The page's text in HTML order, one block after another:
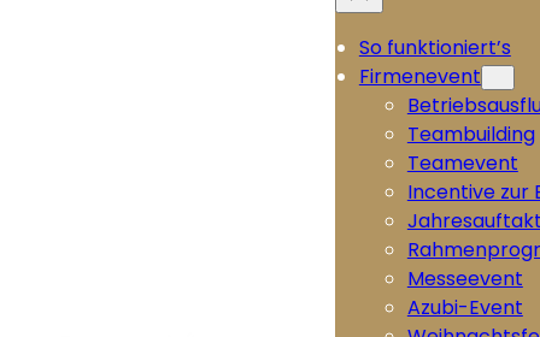
So funktioniert’s
Firmenevent
Teambuilding
Teamevent
Incentive zur
Messeevent
Azubi-Event